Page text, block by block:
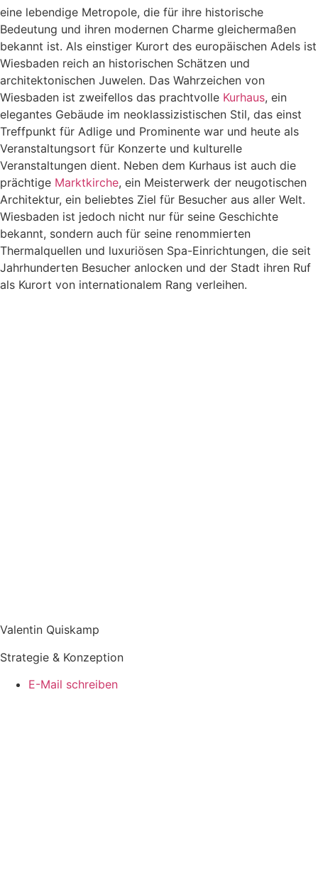
eine lebendige Metropole, die für ihre historische
Bedeutung und ihren modernen Charme gleichermaßen
bekannt ist. Als einstiger Kurort des europäischen Adels ist
Wiesbaden reich an historischen Schätzen und
architektonischen Juwelen. Das Wahrzeichen von
Wiesbaden ist zweifellos das prachtvolle Kurhaus, ein
elegantes Gebäude im neoklassizistischen Stil, das einst
Treffpunkt für Adlige und Prominente war und heute als
Veranstaltungsort für Konzerte und kulturelle
Veranstaltungen dient. Neben dem Kurhaus ist auch die
prächtige Marktkirche, ein Meisterwerk der neugotischen
Architektur, ein beliebtes Ziel für Besucher aus aller Welt.
Wiesbaden ist jedoch nicht nur für seine Geschichte
bekannt, sondern auch für seine renommierten
Thermalquellen und luxuriösen Spa-Einrichtungen, die seit
Jahrhunderten Besucher anlocken und der Stadt ihren Ruf
als Kurort von internationalem Rang verleihen.
Valentin Quiskamp
Strategie & Konzeption
E-Mail schreiben